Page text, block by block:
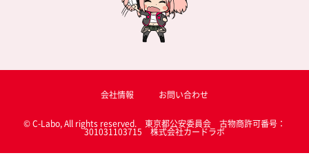
会社情報 お問い合わせ
© C-Labo, All rights reserved. 東京都公安委員会 古物商許可番号：
301031103715 株式会社カードラボ